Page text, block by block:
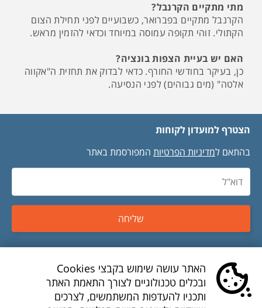
מתי מתקיים הקרנבל?
הקרנבל מתקיים בפברואר, כשבועיים לפני תחילת הצום
הקתולי. זוהי תקופה עמוסה במיוחד וכדאי להזמין מראש.
האם יש בעיית הצפות בונציה?
כן, בעיקר בחודשי החורף. כדאי לבדוק את תחזית ה"אקווה
אלטה" (מים גבוהים) לפני הנסיעה.
הצטרף למועדון לקוחות
בהתאם למדיניות הפרטיות המפורסמת באתר
שליחה
טיסות זולות
טיסות לואו קוסט
האתר עושה שימוש בקבצי Cookies
ובכלים טכנולוגיים לצורך התאמת האתר
ותכניו להעדפות המשתמשים, לצרכים